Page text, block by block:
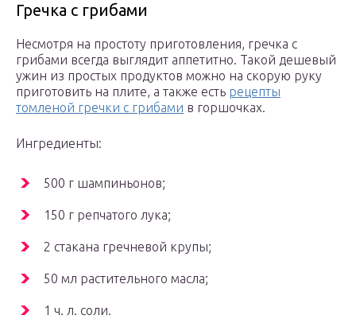
Гречка с грибами
Несмотря на простоту приготовления, гречка с
грибами всегда выглядит аппетитно. Такой дешевый
ужин из простых продуктов можно на скорую руку
приготовить на плите, а также есть рецепты
томленой гречки с грибами в горшочках.
Ингредиенты:
500 г шампиньонов;
150 г репчатого лука;
2 стакана гречневой крупы;
50 мл растительного масла;
1 ч. л. соли.